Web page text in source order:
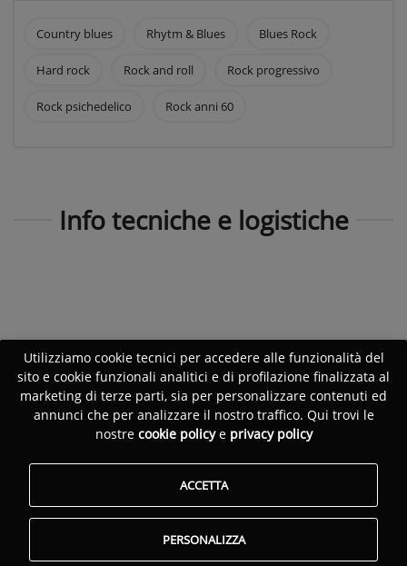
Country blues Rhytm & Blues Blues Rock
Hard rock Rock and roll Rock progressivo
Rock psichedelico Rock anni 60
Info tecniche e logistiche
Utilizziamo cookie tecnici per accedere alle funzionalità del
sito e cookie funzionali analitici e di profilazione finalizzata al
marketing di terze parti, sia per personalizzare contenuti ed
annunci che per analizzare il nostro traffico. Qui trovi le
nostre cookie policye privacy policy
ACCETTA
PERSONALIZZA